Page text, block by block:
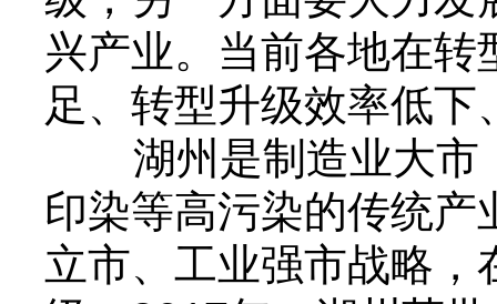
兴产业。当前各地在
足、转型升级效率低
湖州是制造业大市
印染等高污染的传统
立市、工业强市战略